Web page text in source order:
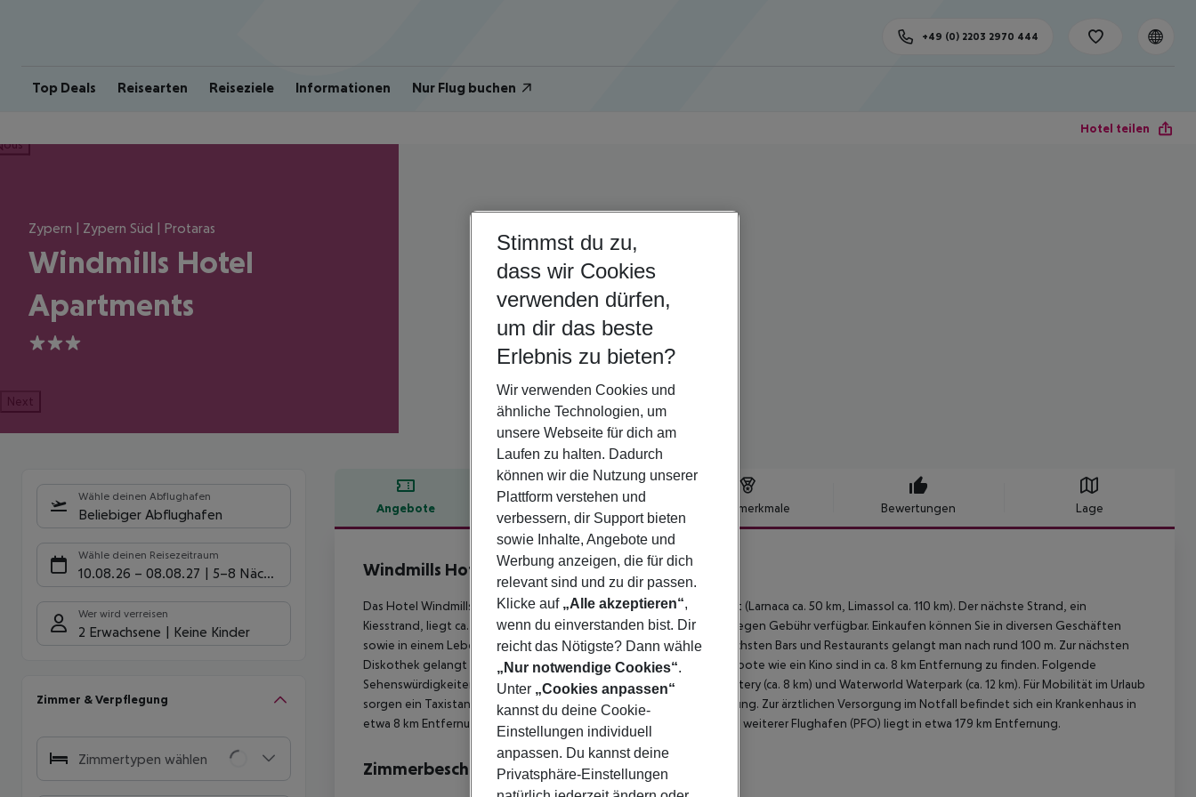
Top Deals Reisearten Reiseziele Informationen Nur Flug buchen
+49 (0) 2203 2970 444
Hotel teilen
Zypern | Zypern Süd | Protaras
Windmills Hotel
Apartments
3
Next
Wähle deinen Abflughafen
Beliebiger Abflughafen
Wähle deinen Reisezeitraum
10.08.26 – 08.08.27 5-8 Nächte
Wer wird verreisen
2 Erwachsene Keine Kinder
Zimmer & Verpflegung
Zimmertypen wählen
Angebote Hotelmerkmale Bewertungen Lage
Hotelbeschreibung
Windmills Hotel Apartments
3
Das Hotel Windmills Hotel Apts liegt ca. 8 km von Ayia Napa entfernt (Larnaca ca. 50 km, Limassol ca. 110 km). Der nächste Strand, ein
Kiesstrand, liegt ca. 300 m entfernt. Am Strand sind Sonnenliegen gegen Gebühr verfügbar. Einkaufen können Sie in diversen Geschäften
sowie in einem Lebensmittelmarkt in ca. 3 km Entfernung. Zu den nächsten Bars und Restaurants gelangt man nach rund 100 m. Zur nächsten
Diskothek gelangt man nach rund 3 km. Weitere Unterhaltungsangebote wie ein Kino sind in ca. 8 km Entfernung zu finden. Folgende
Sehenswürdigkeiten sind vom Hotel aus erreichbar: Ayia Napa Monastery (ca. 8 km) und Waterworld Waterpark (ca. 12 km). Für Mobilität im Urlaub
sorgen ein Taxistand sowie eine Bushaltestelle in etwa 10 m Entfernung. Zur ärztlichen Versorgung im Notfall befindet sich ein Krankenhaus in
etwa 8 km Entfernung. Der Flughafen (LCA) ist ca. 67 km entfernt. Ein weiterer Flughafen (PFO) liegt in etwa 179 km Entfernung.
Zimmerbeschreibung
Stimmst du zu,
dass wir Cookies
verwenden dürfen,
um dir das beste
Erlebnis zu bieten?
Wir verwenden Cookies und
ähnliche Technologien, um
unsere Webseite für dich am
Laufen zu halten. Dadurch
können wir die Nutzung unserer
Plattform verstehen und
verbessern, dir Support bieten
sowie Inhalte, Angebote und
Werbung anzeigen, die für dich
relevant sind und zu dir passen.
Klicke auf „Alle akzeptieren“,
wenn du einverstanden bist. Dir
reicht das Nötigste? Dann wähle
„Nur notwendige Cookies“.
Unter „Cookies anpassen“
kannst du deine Cookie-
Einstellungen individuell
anpassen. Du kannst deine
Privatsphäre-Einstellungen